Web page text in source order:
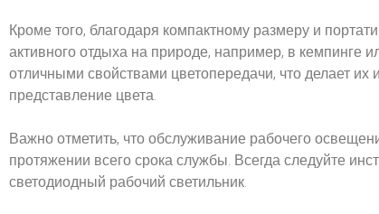
Кроме того, благодаря компактному размеру и
активного отдыха на природе, например, в
отличными свойствами цветопередачи, что делает
представление цвета.
Важно отметить, что обслуживание рабочего
протяжении всего срока службы. Всегда следуйте
светодиодный рабочий светильник.